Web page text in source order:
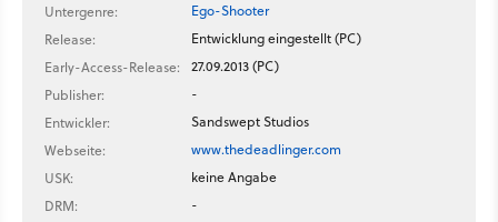
Untergenre:
Ego-Shooter
Release:
Entwicklung eingestellt (PC)
Early-Access-Release:
27.09.2013 (PC)
Publisher:
-
Entwickler:
Sandswept Studios
Webseite:
www.thedeadlinger.com
USK:
keine Angabe
DRM:
-